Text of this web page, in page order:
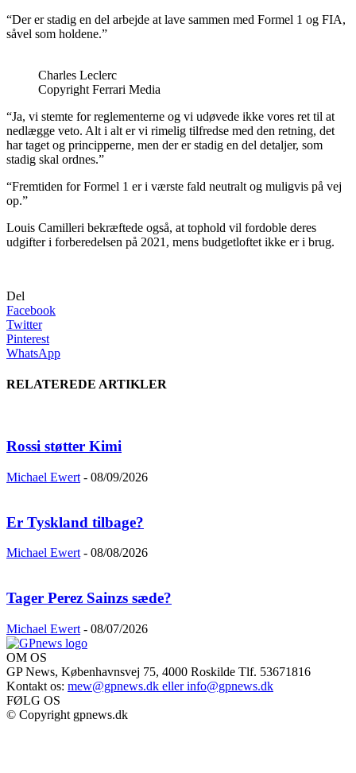
“Der er stadig en del arbejde at lave sammen med Formel 1 og FIA,
såvel som holdene.”
Charles Leclerc
Copyright Ferrari Media
“Ja, vi stemte for reglementerne og vi udøvede ikke vores ret til at
nedlægge veto. Alt i alt er vi rimelig tilfredse med den retning, det
har taget og principperne, men der er stadig en del detaljer, som
stadig skal ordnes.”
“Fremtiden for Formel 1 er i værste fald neutralt og muligvis på vej
op.”
Louis Camilleri bekræftede også, at tophold vil fordoble deres
udgifter i forberedelsen på 2021, mens budgetloftet ikke er i brug.
Del
Facebook
Twitter
Pinterest
WhatsApp
RELATEREDE ARTIKLER
Rossi støtter Kimi
Michael Ewert - 08/09/2026
Er Tyskland tilbage?
Michael Ewert - 08/08/2026
Tager Perez Sainzs sæde?
Michael Ewert - 08/07/2026
OM OS
GP News, Københavnsvej 75, 4000 Roskilde Tlf. 53671816
Kontakt os: mew@gpnews.dk eller info@gpnews.dk
FØLG OS
© Copyright gpnews.dk